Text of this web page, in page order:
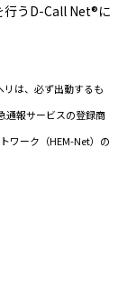
行うD-Call Net®に
は、必ず出動するも
報サービスの登録商
ワーク（HEM-Net）の